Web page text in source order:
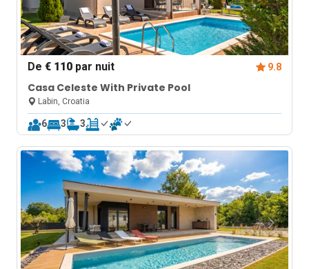
De€ 110 par nuit 9.8
Casa Celeste With Private Pool
Labin, Croatia
6 3 3